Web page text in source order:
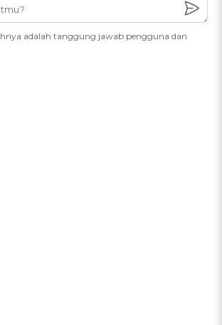
adalah tanggung jawab pengguna dan